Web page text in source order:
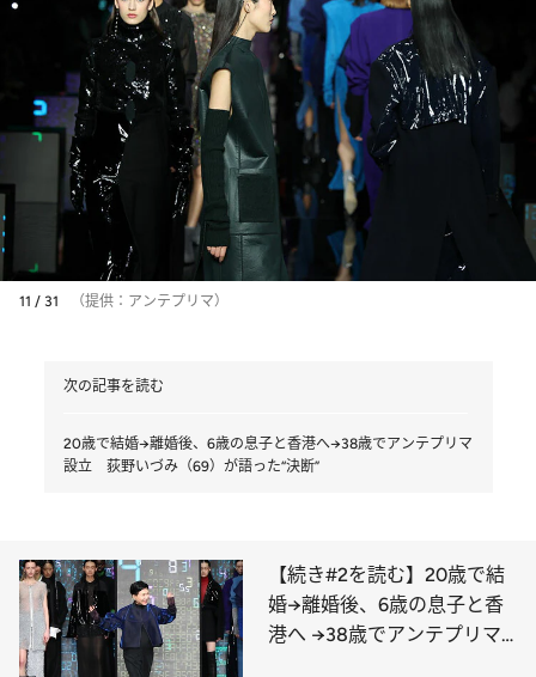
11 / 31 （提供：アンテプリマ）
次の記事を読む
20歳で結婚→離婚後、6歳の息子と香港へ→38歳でアンテプリマ
設立 荻野いづみ（69）が語った“決断”
【続き#2を読む】20歳で結
婚→離婚後、6歳の息子と香
港へ →38歳でアンテプリマ